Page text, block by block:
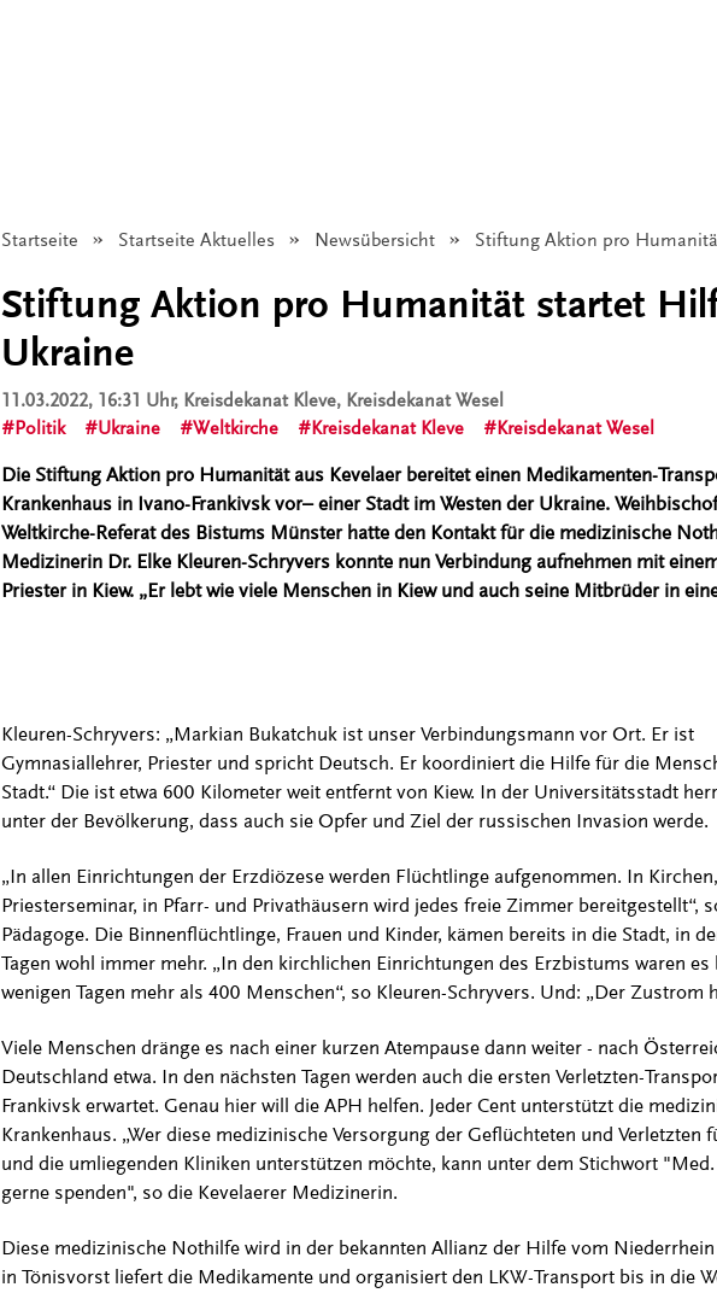
Startseite Startseite Aktuelles Newsübersicht Angezeigt:
Stiftung Aktion pro
Stiftung Aktion pro Humanität startet
Ukraine
11.03.2022, 16:31 Uhr, Kreisdekanat Kleve, Kreisdekanat Wesel
Politik
Ukraine Weltkirche Kreisdekanat Kleve Kreisdekanat Wesel
Die Stiftung Aktion pro Humanität aus Kevelaer bereitet einen Medikamenten-
Krankenhaus in Ivano-Frankivsk vor– einer Stadt im Westen der Ukraine.
Weltkirche-Referat des Bistums Münster hatte den Kontakt für die medizinische
Medizinerin Dr. Elke Kleuren-Schryvers konnte nun Verbindung aufnehmen mit
Priester in Kiew. „Er lebt wie viele Menschen in Kiew und auch seine Mitbrüder in
Kleuren-Schryvers: „Markian Bukatchuk ist unser Verbindungsmann vor Ort. Er ist
Gymnasiallehrer, Priester und spricht Deutsch. Er koordiniert die Hilfe für die
Stadt.“ Die ist etwa 600 Kilometer weit entfernt von Kiew. In der Universitätsstadt
unter der Bevölkerung, dass auch sie Opfer und Ziel der russischen Invasion werde.
„In allen Einrichtungen der Erzdiözese werden Flüchtlinge aufgenommen. In
Priesterseminar, in Pfarr- und Privathäusern wird jedes freie Zimmer bereitgestellt“,
Pädagoge. Die Binnenflüchtlinge, Frauen und Kinder, kämen bereits in die Stadt, in
Tagen wohl immer mehr. „In den kirchlichen Einrichtungen des Erzbistums waren es
wenigen Tagen mehr als 400 Menschen“, so Kleuren-Schryvers. Und: „Der Zustrom
Viele Menschen dränge es nach einer kurzen Atempause dann weiter - nach
Deutschland etwa. In den nächsten Tagen werden auch die ersten Verletzten-
Frankivsk erwartet. Genau hier will die APH helfen. Jeder Cent unterstützt die
Krankenhaus. „Wer diese medizinische Versorgung der Geflüchteten und Verletzten
und die umliegenden Kliniken unterstützen möchte, kann unter dem Stichwort
gerne spenden", so die Kevelaerer Medizinerin.
Diese medizinische Nothilfe wird in der bekannten Allianz der Hilfe vom
in Tönisvorst liefert die Medikamente und organisiert den LKW-Transport bis in die